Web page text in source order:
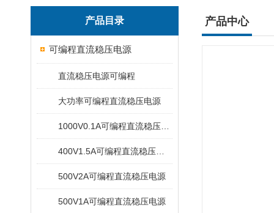
产品目录
可编程直流稳压电源
直流稳压电源可编程
大功率可编程直流稳压电源
500V2A可编程直流稳压电源
500V1A可编程直流稳压电源
产品中心